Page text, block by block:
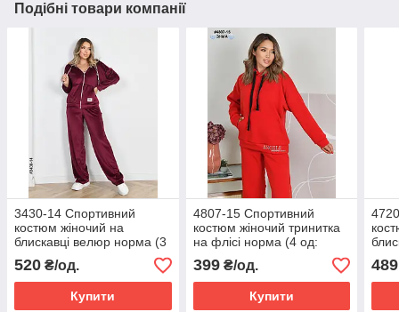
Подібні товари компанії
3430-14 Спортивний
костюм жіночий на
блискавці велюр норма (3
од: 44,46,48)
520 ₴/од.
Купити
4807-15 Спортивний
костюм жіночий тринитка
на флісі норма (4 од:
44,46,48,50)
399₴/од.
Купити
489